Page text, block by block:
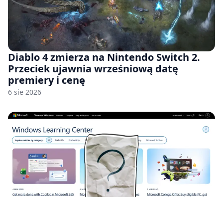
Diablo 4 zmierza na Nintendo Switch 2.
Przeciek ujawnia wrześniową datę
premiery i cenę
6 sie 2026